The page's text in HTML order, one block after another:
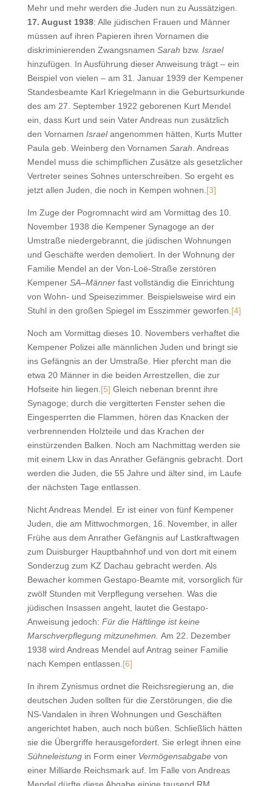
Mehr und mehr werden die Juden nun zu Aussätzigen.
17. August 1938: Alle jüdischen Frauen und Männer
müssen auf ihren Papieren ihren Vornamen die
diskriminierenden Zwangsnamen Sarah bzw. Israel
hinzufügen. In Ausführung dieser Anweisung trägt – ein
Beispiel von vielen – am 31. Januar 1939 der Kempener
Standesbeamte Karl Kriegelmann in die Geburtsurkunde
des am 27. September 1922 geborenen Kurt Mendel
ein, dass Kurt und sein Vater Andreas nun zusätzlich
den Vornamen Israelangenommen hätten, Kurts Mutter
Paula geb. Weinberg den Vornamen Sarah . Andreas
Mendel muss die schimpflichen Zusätze als gesetzlicher
Vertreter seines Sohnes unterschreiben. So ergeht es
jetzt allen Juden, die noch in Kempen wohnen. [3]
Im Zuge der Pogromnacht wird am Vormittag des 10.
November 1938 die Kempener Synagoge an der
Umstraße niedergebrannt, die jüdischen Wohnungen
und Geschäfte werden demoliert. In der Wohnung der
Familie Mendel an der Von-Loë-Straße zerstören
Kempener SA–Männerfast vollständig die Einrichtung
von Wohn- und Speisezimmer. Beispielsweise wird ein
Stuhl in den großen Spiegel im Esszimmer geworfen. [4]
Noch am Vormittag dieses 10. Novembers verhaftet die
Kempener Polizei alle männlichen Juden und bringt sie
ins Gefängnis an der Umstraße. Hier pfercht man die
etwa 20 Männer in die beiden Arrestzellen, die zur
Hofseite hin liegen. [5] Gleich nebenan brennt ihre
Synagoge; durch die vergitterten Fenster sehen die
Eingesperrten die Flammen, hören das Knacken der
verbrennenden Holzteile und das Krachen der
einstürzenden Balken. Noch am Nachmittag werden sie
mit einem Lkw in das Anrather Gefängnis gebracht. Dort
werden die Juden, die 55 Jahre und älter sind, im Laufe
der nächsten Tage entlassen.
Nicht Andreas Mendel. Er ist einer von fünf Kempener
Juden, die am Mittwochmorgen, 16. November, in aller
Frühe aus dem Anrather Gefängnis auf Lastkraftwagen
zum Duisburger Hauptbahnhof und von dort mit einem
Sonderzug zum KZ Dachau gebracht werden. Als
Bewacher kommen Gestapo-Beamte mit, vorsorglich für
zwölf Stunden mit Verpflegung versehen. Was die
jüdischen Insassen angeht, lautet die Gestapo-
Anweisung jedoch: Für die Häftlinge ist keine
Marschverpflegung mitzunehmen. Am 22. Dezember
1938 wird Andreas Mendel auf Antrag seiner Familie
nach Kempen entlassen. [6]
In ihrem Zynismus ordnet die Reichsregierung an, die
deutschen Juden sollten für die Zerstörungen, die die
NS-Vandalen in ihren Wohnungen und Geschäften
angerichtet haben, auch noch büßen. Schließlich hätten
sie die Übergriffe herausgefordert. Sie erlegt ihnen eine
Sühneleistung in Form einerVermögensabgabe von
einer Milliarde Reichsmark auf. Im Falle von Andreas